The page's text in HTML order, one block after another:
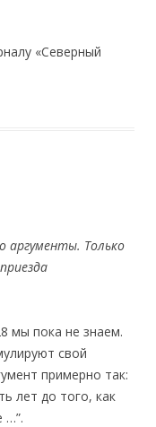
«Северный
аргументы. Только
мы пока не знаем.
свой
примерно так:
лет до того, как
…”.